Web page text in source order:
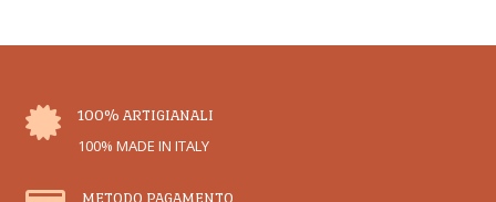
 100% ARTIGIANALI
100% MADE IN ITALY
METODO PAGAMENTO